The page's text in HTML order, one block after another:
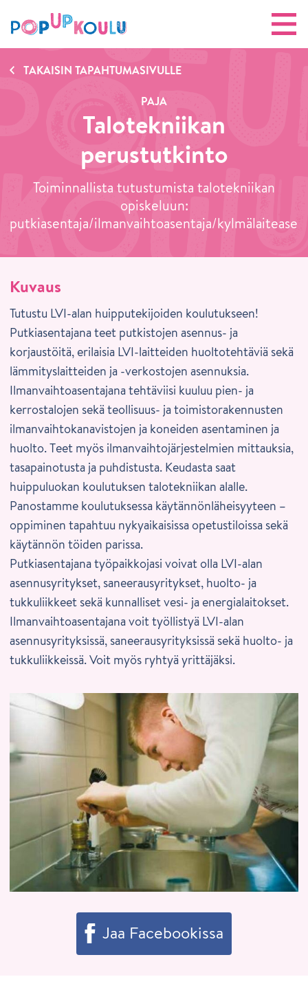
TAKAISIN TAPAHTUMASIVULLE
PAJA
Talotekniikan
perustutkinto
Toiminnallista tutustumista talotekniikan
opiskeluun:
putkiasentaja/ilmanvaihtoasentaja/
Kuvaus
Tutustu LVI-alan huipputekijoiden koulutukseen!
Putkiasentajana teet putkistojen asennus- ja
korjaustöitä, erilaisia LVI-laitteiden huoltotehtäviä sekä
lämmityslaitteiden ja -verkostojen asennuksia.
Ilmanvaihtoasentajana tehtäviisi kuuluu pien- ja
kerrostalojen sekä teollisuus- ja toimistorakennusten
ilmanvaihtokanavistojen ja koneiden asentaminen ja
huolto. Teet myös ilmanvaihtojärjestelmien mittauksia,
tasapainotusta ja puhdistusta. Keudasta saat
huippuluokan koulutuksen talotekniikan alalle.
Panostamme koulutuksessa käytännönläheisyyteen –
oppiminen tapahtuu nykyaikaisissa opetustiloissa sekä
käytännön töiden parissa.
Putkiasentajana työpaikkojasi voivat olla LVI-alan
asennusyritykset, saneerausyritykset, huolto- ja
tukkuliikkeet sekä kunnalliset vesi- ja energialaitokset.
Ilmanvaihtoasentajana voit työllistyä LVI-alan
asennusyrityksissä, saneerausyrityksissä sekä huolto- ja
tukkuliikkeissä. Voit myös ryhtyä yrittäjäksi.
Jaa Facebookissa